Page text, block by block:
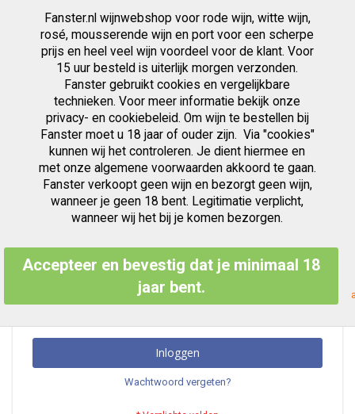
Fanster.nl wijnwebshop voor rode wijn, witte wijn,
rosé, mousserende wijn en port voor een scherpe
prijs en heel veel wijn voordeel voor de klant. Voor
15 uur besteld is uiterlijk morgen verzonden.
Fanster gebruikt cookies en vergelijkbare
technieken. Voor meer informatie bekijk onze
privacy- en cookiebeleid. Om wijn te bestellen bij
Fanster moet u 18 jaar of ouder zijn. Via "cookies"
kunnen wij het controleren. Je dient hiermee en
met onze algemene voorwaarden akkoord te gaan.
Fanster verkoopt geen wijn en bezorgt geen wijn,
wanneer je geen 18 bent. Legitimatie verplicht,
wanneer wij het bij je komen bezorgen.
Accepteer en bevestig dat je minimaal 18
jaar bent.
Zoek
inhoud
Klant Login
Geregistreerde Klanten
Als u een account hebt, meld u dan aan met uw e-mailadres.
E-mailadres
Inloggen
Wachtwoord vergeten?